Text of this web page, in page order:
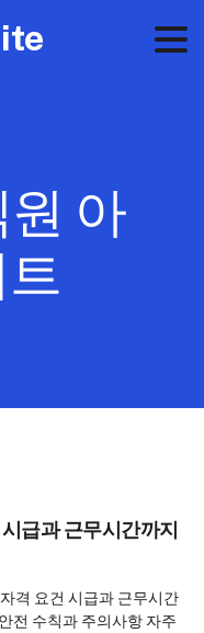
원 아
급과 근무시간까지
격 요건 시급과 근무시간
전 수칙과 주의사항 자주